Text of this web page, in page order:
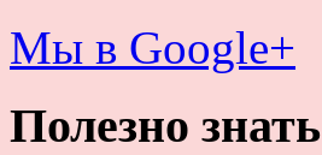
Мы в Google+
Полезно знать